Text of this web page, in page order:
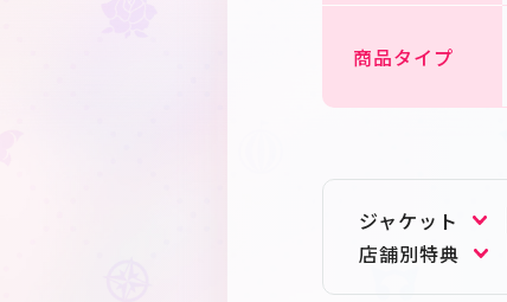
商品タイプ
ジャケット
店舗別特典